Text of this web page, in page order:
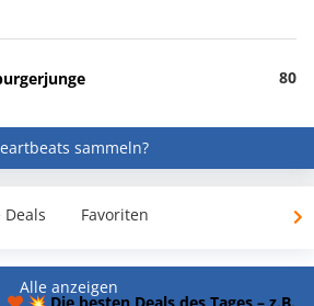
80
sammeln?
Deals Favoriten
Alle anzeigen